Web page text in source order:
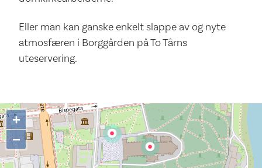
Eller man kan ganske enkelt slappe av og nyte
atmosfæren i Borggården på To Tårns
uteservering.
+
−